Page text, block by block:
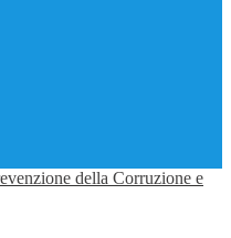
della Corruzione e